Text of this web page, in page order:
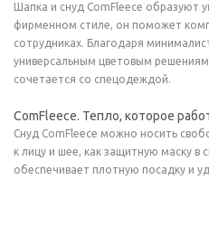
Шапка и снуд ComFleece
фирменном стиле, он поможет
сотрудниках. Благодаря
универсальным цветовым
сочетается со спецодеждой.
ComFleece. Тепло, которое
Снуд ComFleece можно носить
к лицу и шее, как защитную маску в
обеспечивает плотную посадку и